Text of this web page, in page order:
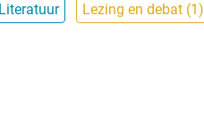
Literatuur Lezing en debat (1)